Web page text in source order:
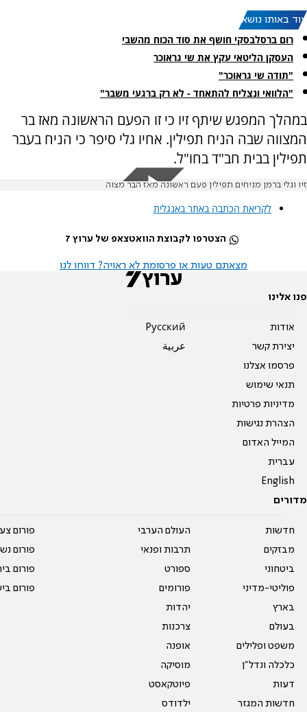
עוד באותו נושא:
רום ברסלבסקי חושף את סוד הכוח מהשבי
העסקן הליטאי עקץ את שי גראוכר
"תודה שי גראוכר"
"הלוואי ונצליח להתאחד - לא רק ברגעי משבר"
במהלך המפגש שיתף זיו כי זו הפעם הראשונה מאז בר
המצווה שבה הניח תפילין. אחיו גלי סיפר כי הניח בעבר
תפילין בבית חב"ד בחו"ל.
זיו וגלי ברמן מניחים תפילין פעם ראשונה מאז הבר מצוה
לקריאת הכתבה באתר באנגלית
הצטרפו לקבוצת הוואטצאפ של ערוץ 7
מצאתם טעות או פרסומת לא ראויה? דווחו לנו
פנו אלינו
אודות
יצירת קשר
פרסמו אצלנו
תנאי שימוש
מדיניות פרטיות
הצהרת נגישות
המייל האדום
עברית
English
Pусский
عربية
מדורים
חדשות
מבזקים
ביטחוני
פוליטי-מדיני
בארץ
בעולם
משפט ופלילים
כלכלה ונדל"ן
דעות
חדשות המגזר
העולם הערבי
תרבות ופנאי
ספורט
פורומים
יהדות
צרכנות
אופנה
מוסיקה
פיוטקאסט
ילדודס
פורום
פורום
פורום
פורום